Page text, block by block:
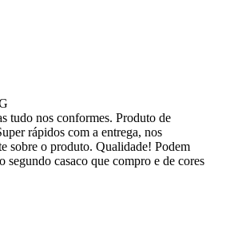
tudo nos conformes. Produto de
rápidos com a entrega, nos
sobre o produto. Qualidade! Podem
segundo casaco que compro e de cores